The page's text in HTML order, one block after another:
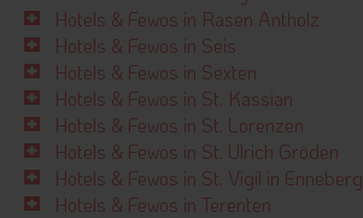
Hotels & Fewos in Rasen Antholz
Hotels & Fewos in Seis
Hotels & Fewos in Sexten
Hotels & Fewos in St. Kassian
Hotels & Fewos in St. Lorenzen
Hotels & Fewos in St. Ulrich Gröden
Hotels & Fewos in St. Vigil in Enneberg
Hotels & Fewos in Terenten